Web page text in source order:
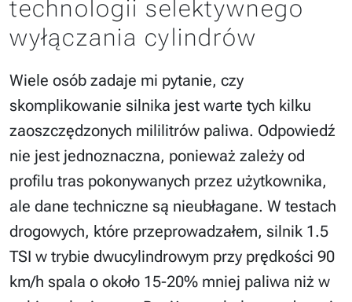
technologii selektywnego
wyłączania cylindrów
Wiele osób zadaje mi pytanie, czy
skomplikowanie silnika jest warte tych kilku
zaoszczędzonych mililitrów paliwa. Odpowiedź
nie jest jednoznaczna, ponieważ zależy od
profilu tras pokonywanych przez użytkownika,
ale dane techniczne są nieubłagane. W testach
drogowych, które przeprowadzałem, silnik 1.5
TSI w trybie dwucylindrowym przy prędkości 90
km/h spala o około 15-20% mniej paliwa niż w